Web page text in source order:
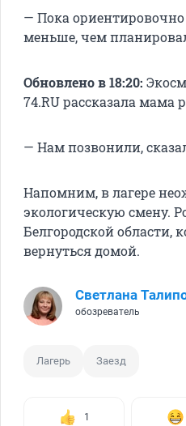
— Пока
меньше, чем
Обновлено в 18:20:
74.RU рассказала мама
— Нам позвонили,
Напомним, в лагере
экологическую смену.
Белгородской области,
вернуться домой.
Светлана
обозреватель
Лагерь Заезд
1